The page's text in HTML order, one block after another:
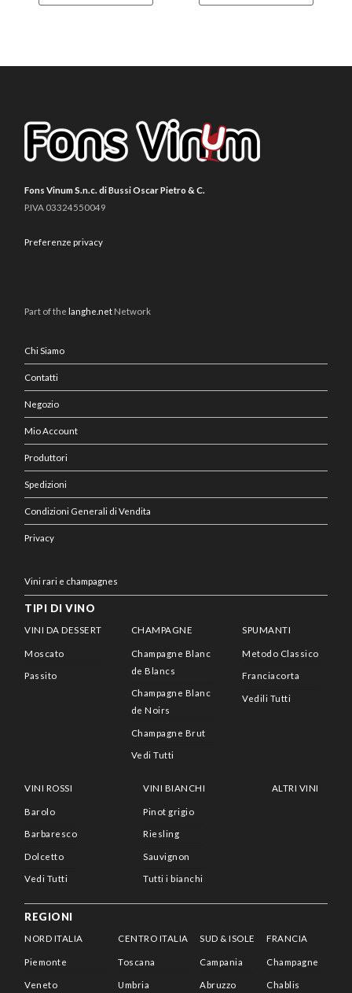
Fons Vinum S.n.c. di Bussi Oscar Pietro & C.
P.IVA 03324550049
Preferenze privacy
Part of thelanghe.net Network
Chi Siamo
Contatti
Negozio
Mio Account
Produttori
Spedizioni
Condizioni Generali di Vendita
Privacy
Vini rari e champagnes
TIPI DI VINO
VINI DA DESSERT
Moscato
Passito
CHAMPAGNE
Champagne Blanc
de Blancs
Champagne Blanc
de Noirs
Champagne Brut
Vedi Tutti
SPUMANTI
Metodo Classico
Franciacorta
Vedili Tutti
VINI ROSSI
Barolo
Barbaresco
Dolcetto
Vedi Tutti
VINI BIANCHI
Pinot grigio
Riesling
Sauvignon
Tutti i bianchi
ALTRI VINI
REGIONI
NORD ITALIA
Piemonte
Veneto
CENTRO ITALIA
Toscana
Umbria
SUD & ISOLE
Campania
Abruzzo
FRANCIA
Champagne
Chablis